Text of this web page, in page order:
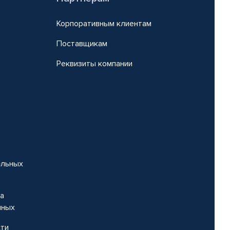
Корпоративным клиентам
Поставщикам
Реквизиты компании